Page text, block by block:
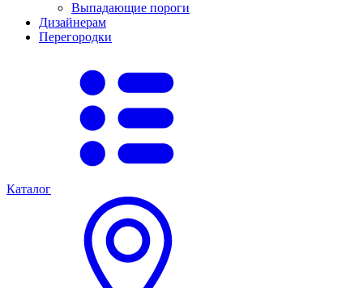
Выпадающие пороги
Дизайнерам
Перегородки
Каталог